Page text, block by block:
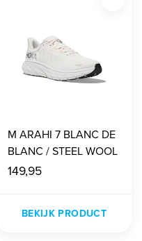
M ARAHI 7 BLANC DE
BLANC / STEEL WOOL
149,95
BEKIJK PRODUCT